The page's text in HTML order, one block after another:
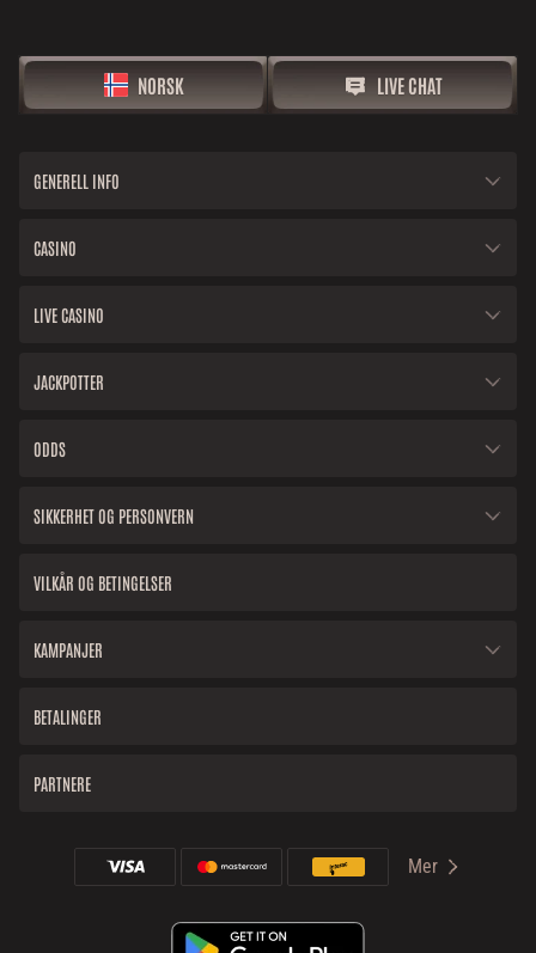
NORSK LIVE CHAT
GENERELL INFO
CASINO
LIVE CASINO
JACKPOTTER
ODDS
SIKKERHET OG PERSONVERN
VILKÅR OG BETINGELSER
KAMPANJER
BETALINGER
PARTNERE
Mer